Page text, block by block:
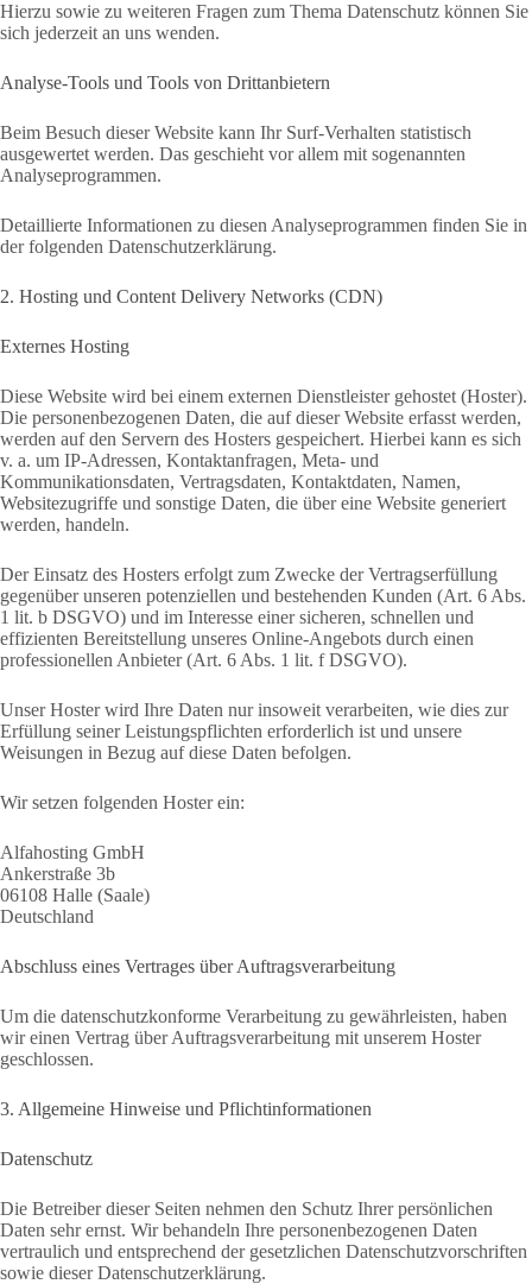
Hierzu sowie zu weiteren Fragen zum Thema Datenschutz können Sie
sich jederzeit an uns wenden.
Analyse-Tools und Tools von Dritt­anbietern
Beim Besuch dieser Website kann Ihr Surf-Verhalten statistisch
ausgewertet werden. Das geschieht vor allem mit sogenannten
Analyseprogrammen.
Detaillierte Informationen zu diesen Analyseprogrammen finden Sie in
der folgenden Datenschutzerklärung.
2. Hosting und Content Delivery Networks (CDN)
Externes Hosting
Diese Website wird bei einem externen Dienstleister gehostet (Hoster).
Die personenbezogenen Daten, die auf dieser Website erfasst werden,
werden auf den Servern des Hosters gespeichert. Hierbei kann es sich
v. a. um IP-Adressen, Kontaktanfragen, Meta- und
Kommunikationsdaten, Vertragsdaten, Kontaktdaten, Namen,
Websitezugriffe und sonstige Daten, die über eine Website generiert
werden, handeln.
Der Einsatz des Hosters erfolgt zum Zwecke der Vertragserfüllung
gegenüber unseren potenziellen und bestehenden Kunden (Art. 6 Abs.
1 lit. b DSGVO) und im Interesse einer sicheren, schnellen und
effizienten Bereitstellung unseres Online-Angebots durch einen
professionellen Anbieter (Art. 6 Abs. 1 lit. f DSGVO).
Unser Hoster wird Ihre Daten nur insoweit verarbeiten, wie dies zur
Erfüllung seiner Leistungspflichten erforderlich ist und unsere
Weisungen in Bezug auf diese Daten befolgen.
Wir setzen folgenden Hoster ein:
Alfahosting GmbH
Ankerstraße 3b
06108 Halle (Saale)
Deutschland
Abschluss eines Vertrages über Auftragsverarbeitung
Um die datenschutzkonforme Verarbeitung zu gewährleisten, haben
wir einen Vertrag über Auftragsverarbeitung mit unserem Hoster
geschlossen.
3. Allgemeine Hinweise und Pflicht­informationen
Datenschutz
Die Betreiber dieser Seiten nehmen den Schutz Ihrer persönlichen
Daten sehr ernst. Wir behandeln Ihre personenbezogenen Daten
vertraulich und entsprechend der gesetzlichen Datenschutzvorschriften
sowie dieser Datenschutzerklärung.